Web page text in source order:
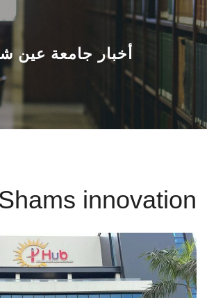
أخبار جامعة
innovation